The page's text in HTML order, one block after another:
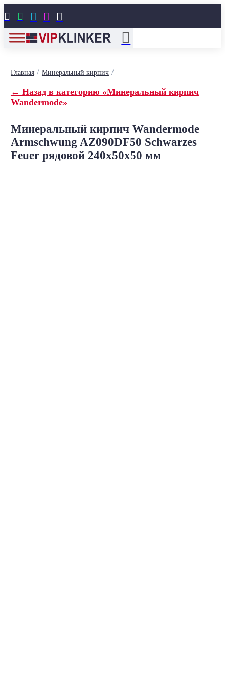
    
Главная/ Минеральный кирпич/
← Назад в категорию «Минеральный кирпич
Wandermode»
Минеральный кирпич Wandermode
Armschwung AZ090DF50 Schwarzes
Feuer рядовой 240x50x50 мм